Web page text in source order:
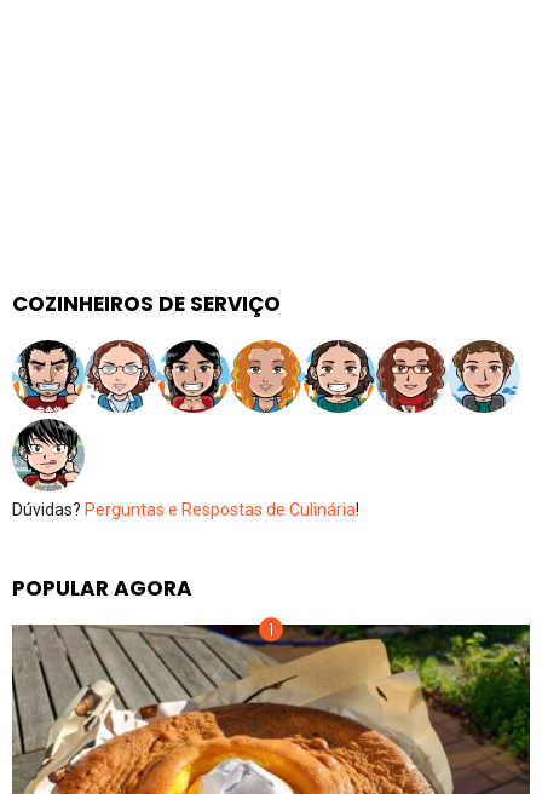
COZINHEIROS DE SERVIÇO
Dúvidas? Perguntas e Respostas de Culinária!
POPULAR AGORA